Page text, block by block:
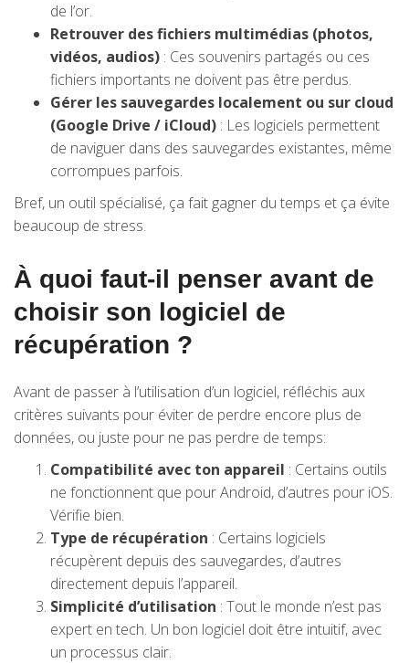
de l’or.
Retrouver des fichiers multimédias (photos,
vidéos, audios) : Ces souvenirs partagés ou ces
fichiers importants ne doivent pas être perdus.
Gérer les sauvegardes localement ou sur cloud
(Google Drive / iCloud) : Les logiciels permettent
de naviguer dans des sauvegardes existantes, même
corrompues parfois.
Bref, un outil spécialisé, ça fait gagner du temps et ça évite
beaucoup de stress.
À quoi faut-il penser avant de
choisir son logiciel de
récupération ?
Avant de passer à l’utilisation d’un logiciel, réfléchis aux
critères suivants pour éviter de perdre encore plus de
données, ou juste pour ne pas perdre de temps:
Compatibilité avec ton appareil : Certains outils
ne fonctionnent que pour Android, d’autres pour iOS.
Vérifie bien.
Type de récupération : Certains logiciels
récupèrent depuis des sauvegardes, d’autres
directement depuis l’appareil.
Simplicité d’utilisation : Tout le monde n’est pas
expert en tech. Un bon logiciel doit être intuitif, avec
un processus clair.